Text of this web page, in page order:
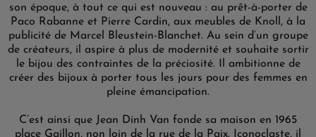
son époque, à tout ce qui est nouveau : au prêt-à-porter de
Paco Rabanne et Pierre Cardin, aux meubles de Knoll, à la
publicité de Marcel Bleustein-Blanchet. Au sein d’un groupe
de créateurs, il aspire à plus de modernité et souhaite sortir
le bijou des contraintes de la préciosité. Il ambitionne de
créer des bijoux à porter tous les jours pour des femmes en
pleine émancipation.
C’est ainsi que Jean Dinh Van fonde sa maison en 1965
place Gaillon, non loin de la rue de la Paix. Iconoclaste, il